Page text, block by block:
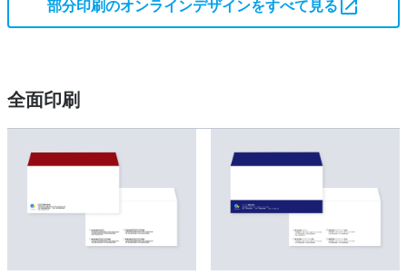
部分印刷のオンラインデザインをすべて見る
全面印刷